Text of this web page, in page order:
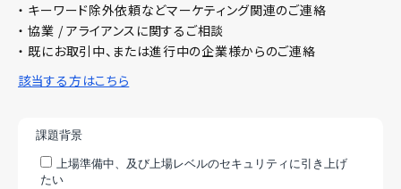
・ キーワード除外依頼などマーケティング関連のご連絡
・ 協業 / アライアンスに関するご相談
・ 既にお取引中、または進行中の企業様からのご連絡
該当する方はこちら